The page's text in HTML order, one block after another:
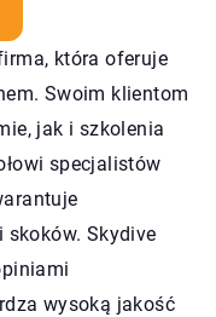
która oferuje
Swoim klientom
jak i szkolenia
specjalistów
skoków. Skydive
wysoką jakość